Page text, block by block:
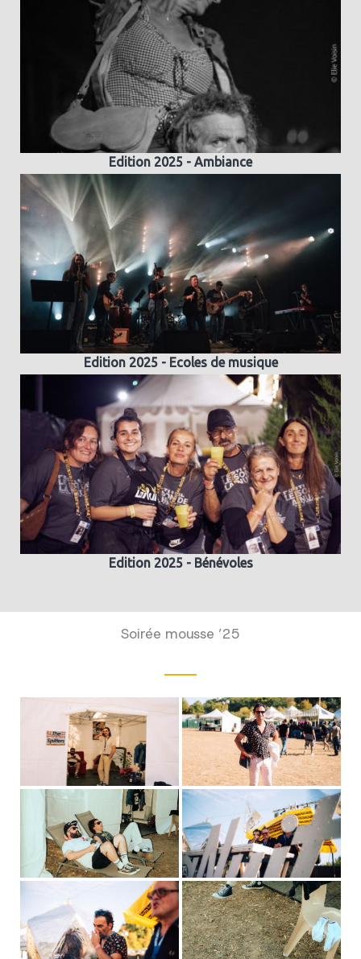
Edition 2025 - Ambiance
Edition 2025 - Ecoles de musique
Edition 2025 - Bénévoles
Soirée mousse ’25